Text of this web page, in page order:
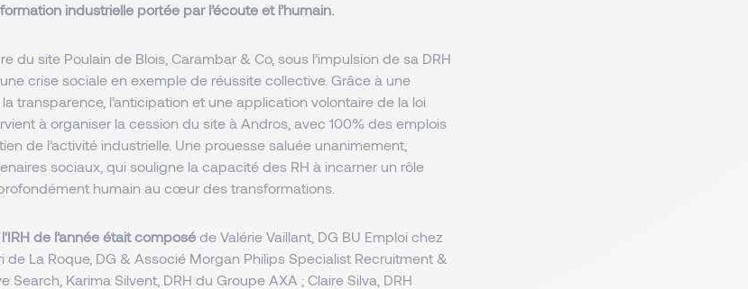
industrielle portée par l’écoute et l’humain.
du site Poulain de Blois, Carambar & Co, sous l’impulsion de sa DRH
crise sociale en exemple de réussite collective. Grâce à une
transparence, l’anticipation et une application volontaire de la loi
à organiser la cession du site à Andros, avec 100% des emplois
de l’activité industrielle. Une prouesse saluée unanimement,
sociaux, qui souligne la capacité des RH à incarner un rôle
humain au cœur des transformations.
de l’année était composé de Valérie Vaillant, DG BU Emploi chez
de La Roque, DG & Associé Morgan Philips Specialist Recruitment &
Search, Karima Silvent, DRH du Groupe AXA ; Claire Silva, DRH